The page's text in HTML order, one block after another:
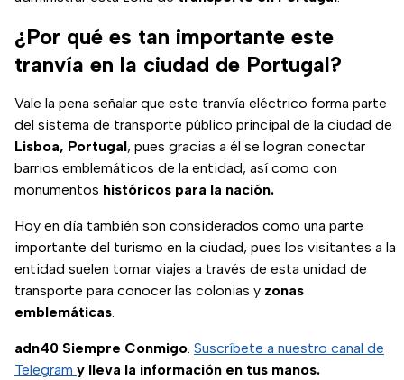
¿Por qué es tan importante este
tranvía en la ciudad de Portugal?
Vale la pena señalar que este tranvía eléctrico forma parte
del sistema de transporte público principal de la ciudad de
Lisboa, Portugal, pues gracias a él se logran conectar
barrios emblemáticos de la entidad, así como con
monumentos históricos para la nación.
Hoy en día también son considerados como una parte
importante del turismo en la ciudad, pues los visitantes a la
entidad suelen tomar viajes a través de esta unidad de
transporte para conocer las colonias y zonas
emblemáticas
adn40 Siempre Conmigo Suscríbete a nuestro canal de
Telegram y lleva la información en tus manos.